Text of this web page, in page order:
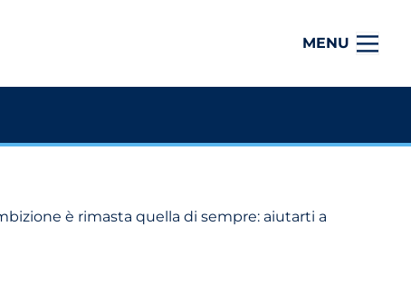
MENU
è rimasta quella di sempre: aiutarti a